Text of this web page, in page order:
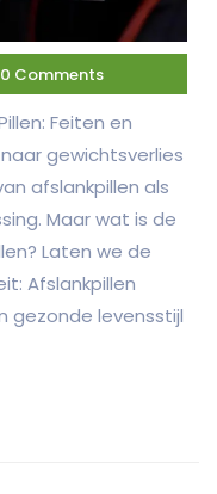
0 Comments
Feiten en
gewichtsverlies
afslankpillen als
Maar wat is de
Laten we de
Afslankpillen
gezonde levensstijl